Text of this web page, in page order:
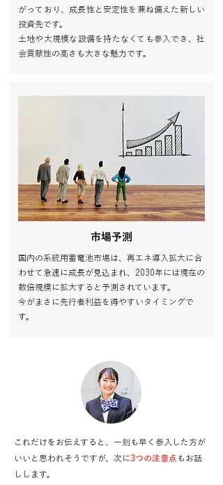
がっており、成長性と安定性を兼ね備えた新しい
投資先です。
土地や大規模な設備を持たなくても参入でき、社
会貢献性の高さも大きな魅力です。
市場予測
国内の系統用蓄電池市場は、再エネ導入拡大に合
わせて急速に成長が見込まれ、2030年には現在の
数倍規模に拡大すると予測されています。
今がまさに先行者利益を得やすいタイミングで
す。
これだけをお伝えすると、一刻も早く参入した方が
いいと思われそうですが、次に3つの注意点 もお話
しします。